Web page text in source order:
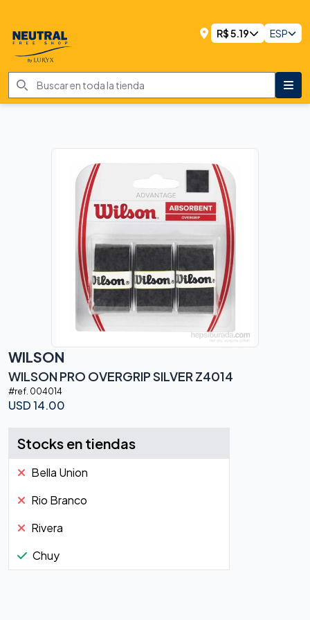
R$5.19 ESP
WILSON
WILSON PRO OVERGRIP SILVER Z4014
#ref. 004014
USD14.00
Stocks en tiendas
Bella Union
Rio Branco
Rivera
Chuy